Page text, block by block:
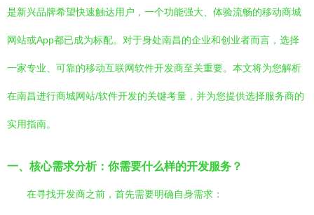
是新兴品牌希望快速触达用户，一个功能强大、体验流畅的移动商城
网站或App都已成为标配。对于身处南昌的企业和创业者而言，选择
一家专业、可靠的移动互联网软件开发商至关重要。本文将为您解析
在南昌进行商城网站/软件开发的关键考量，并为您提供选择服务商的
实用指南。
一、核心需求分析：你需要什么样的开发服务？
在寻找开发商之前，首先需要明确自身需求：